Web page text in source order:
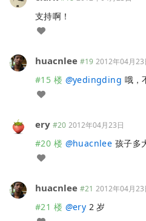
支持啊！
huacnlee #19 2012年04月23
#15 楼 @yedingding 哦，
ery #20 2012年04月23日
#20 楼 @huacnlee 孩子多
huacnlee #21 2012年04月23
#21 楼 @ery 2 岁